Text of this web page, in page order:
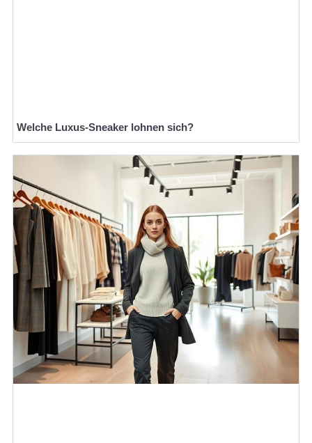
Welche Luxus-Sneaker lohnen sich?